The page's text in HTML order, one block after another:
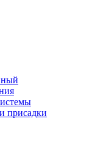
присадки